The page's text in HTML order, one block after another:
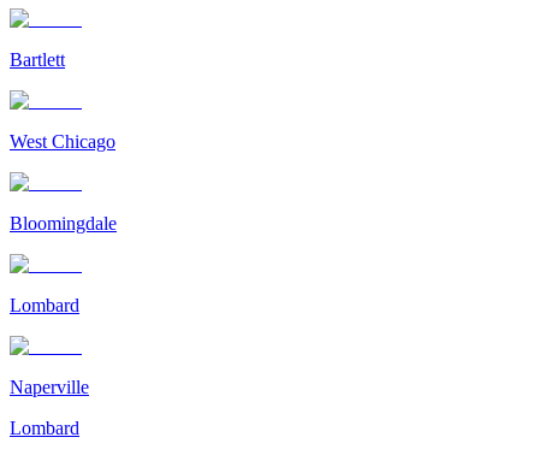
Bartlett
West Chicago
Bloomingdale
Lombard
Naperville
Lombard